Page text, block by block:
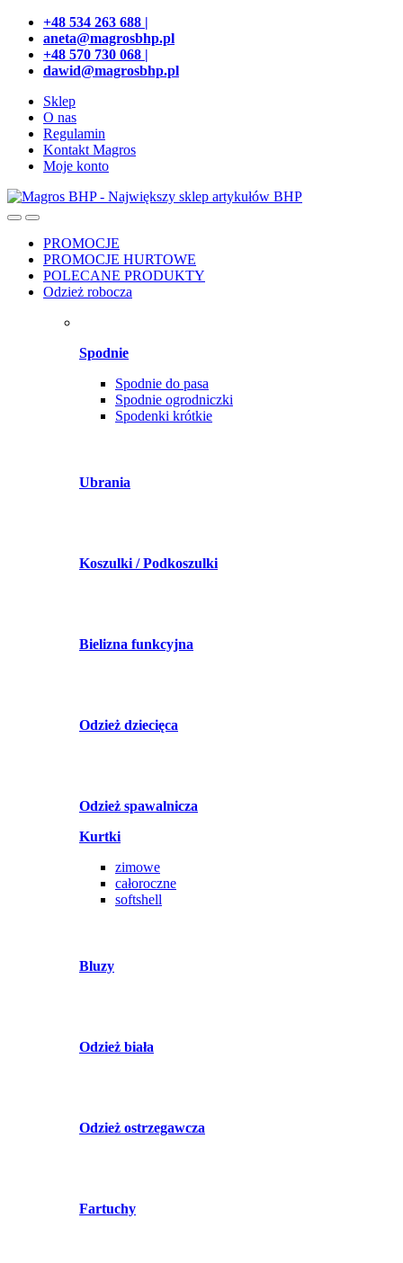
Przejdź
nawigacji
Przeskocz
treści
+48 534 263 688 |
aneta@magrosbhp.pl
+48 570 730 068 |
dawid@magrosbhp.pl
Sklep
O nas
Regulamin
Kontakt Magros
Moje konto
PROMOCJE
PROMOCJE HURTOWE
POLECANE PRODUKTY
Odzież robocza
Spodnie
Spodnie do pasa
Spodnie ogrodniczki
Spodenki krótkie
Ubrania
Koszulki / Podkoszulki
Bielizna funkcyjna
Odzież dziecięca
Odzież spawalnicza
Kurtki
zimowe
całoroczne
softshell
Bluzy
Odzież biała
Odzież ostrzegawcza
Fartuchy